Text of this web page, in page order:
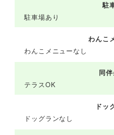
駐
駐車場あり
わんこ
わんこメニューなし
同
テラスOK
ドッ
ドッグランなし